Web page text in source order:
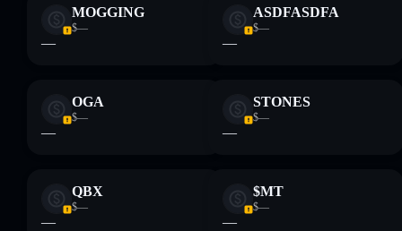
MOGGING
$—
—
ASDFASDFA
$—
—
OGA
$—
—
STONES
$—
—
QBX
$—
—
$MT
$—
—